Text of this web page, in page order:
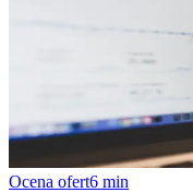
Ocena ofert6 min